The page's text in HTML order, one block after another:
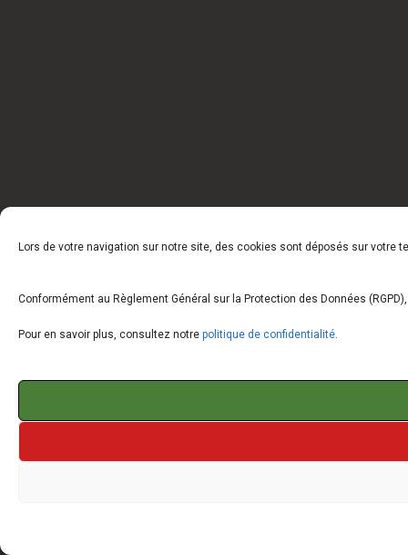
Lors de votre navigation sur notre site, des cookies sont déposés sur votre
Conformément au Règlement Général sur la Protection des Données
Pour en savoir plus, consultez notre politique de confidentialité.